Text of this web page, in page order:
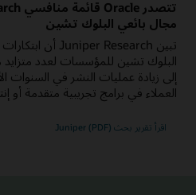
مجال بائعي البلوك تشين
البلوك تشين للمؤسسات لعدد متزايد
إلى زيادة عمليات النشر في السنوات
العملاء في برامج تجريبية متقدمة أو
اقرأ تقرير بحث Juniper (PDF)